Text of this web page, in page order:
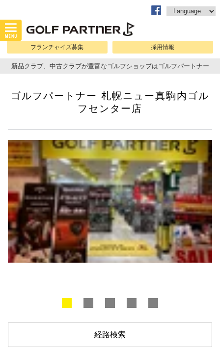
フランチャイズ募集 採用情報
新品クラブ、中古クラブが豊富なゴルフショップはゴルフパートナー
ゴルフパートナー 札幌ニュー真駒内ゴル
フセンター店
経路検索